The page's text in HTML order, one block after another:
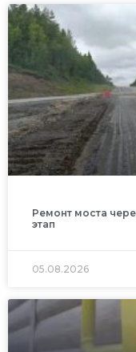
Ремонт моста
этап
05.08.2026